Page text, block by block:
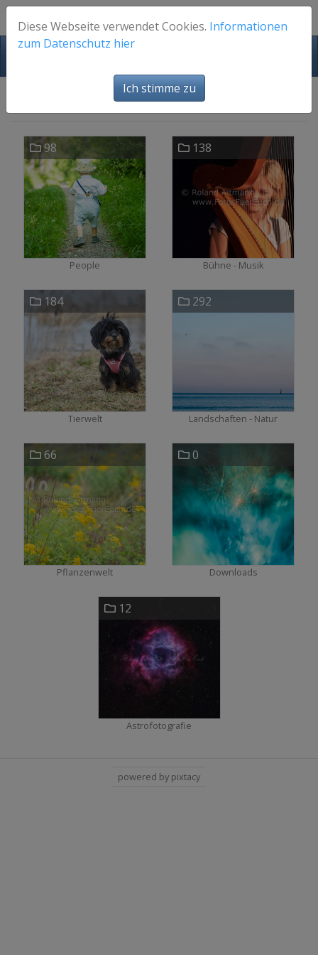
98
People
138
Bühne - Musik
184
Tierwelt
292
Landschaften - Natur
66
Pflanzenwelt
0
Downloads
12
Astrofotografie
Diese Webseite verwendet Cookies. Informationen
zum Datenschutz hier
Ich stimme zu
powered by pixtacy